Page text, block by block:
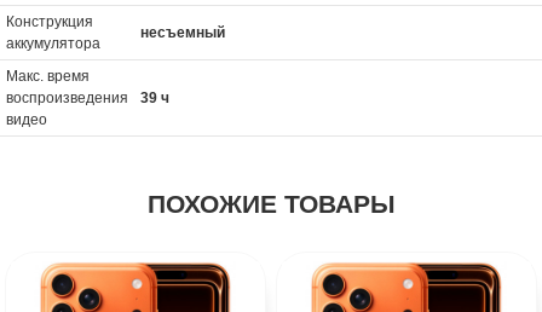
Конструкция
аккумулятора
несъемный
Макс. время
воспроизведения
видео
39 ч
ПОХОЖИЕ ТОВАРЫ